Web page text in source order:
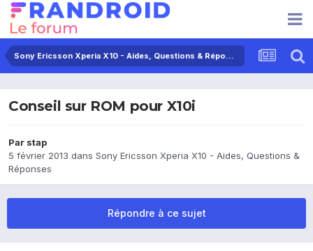
Sony Ericsson Xperia X10 - Aides, Questions & Réponses
Conseil sur ROM pour X10i
Par stap
5 février 2013 dans Sony Ericsson Xperia X10 - Aides, Questions &
Réponses
Répondre à ce sujet